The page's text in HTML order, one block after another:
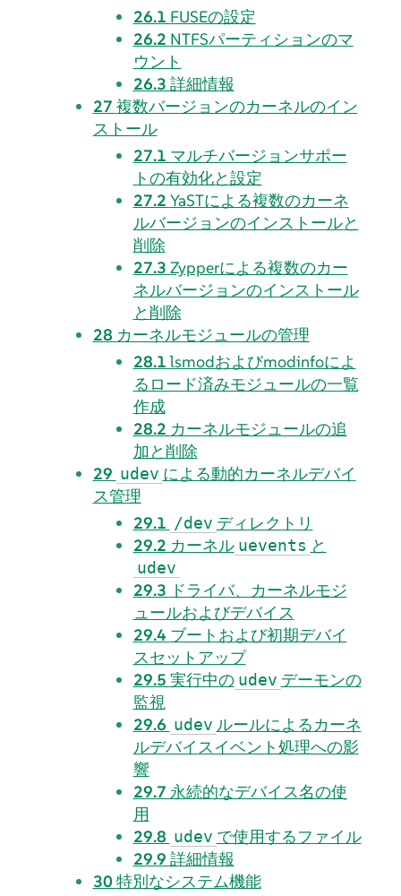
26.1 FUSEの設定
26.2 NTFSパーティションのマ
ウント
26.3 詳細情報
27 複数バージョンのカーネルのイン
ストール
27.1 マルチバージョンサポー
トの有効化と設定
27.2 YaSTによる複数のカーネ
ルバージョンのインストールと
削除
27.3 Zypperによる複数のカー
ネルバージョンのインストール
と削除
28 カーネルモジュールの管理
28.1lsmodおよびmodinfoによ
るロード済みモジュールの一覧
作成
28.2 カーネルモジュールの追
加と削除
29 udev による動的カーネルデバイ
ス管理
29.1 /dev ディレクトリ
29.2 カーネル uevents と
udev
29.3 ドライバ、カーネルモジ
ュールおよびデバイス
29.4 ブートおよび初期デバイ
スセットアップ
29.5 実行中の udev デーモンの
監視
29.6 udev ルールによるカーネ
ルデバイスイベント処理への影
響
29.7 永続的なデバイス名の使
用
29.8 udev で使用するファイル
29.9 詳細情報
30特別なシステム機能